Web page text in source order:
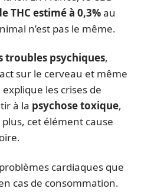
THC estimé à 0,3%au
n’est pas le même.
troubles psychiques,
sur le cerveau et même
les crises de
à la psychose toxique,
plus, cet élément cause
cardiaques que
cas de consommation.